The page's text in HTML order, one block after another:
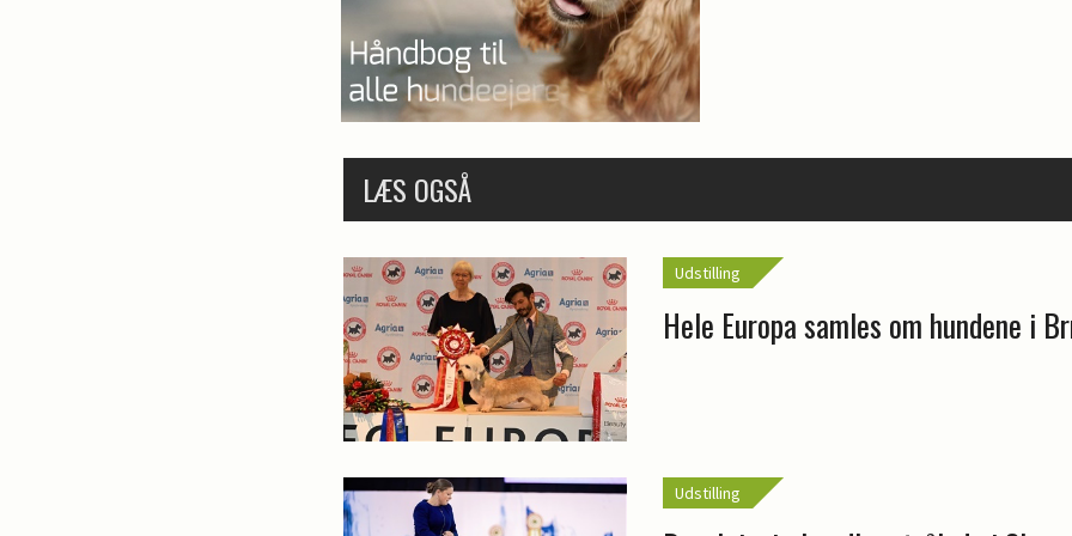
LÆS OGSÅ
Udstilling
Hele Europa samles om hundene i
Udstilling